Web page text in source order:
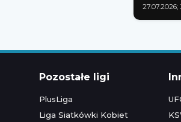
Pozostałe ligi
PlusLiga
Liga Siatkówki Kobiet